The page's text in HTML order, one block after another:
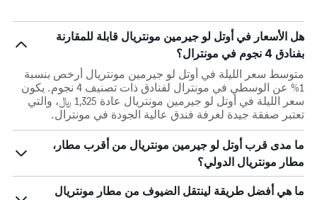
هل الأسعار في أوتل لو جيرمين مونتريال قابلة للمقارنة
بفنادق 4 نجوم في مونترال؟
متوسط سعر الليلة في أوتل لو جيرمين مونتريال أرخص بنسبة
1% عن الوسطي في مونترال لفنادق ذات تصنيف 4 نجوم. يكون
سعر الليلة في أوتل لو جيرمين مونتريال عادة 1,325 ﷼، والتي
تعتبر صفقة جيدة لغرفة فندق عالية الجودة في مونترال.
ما مدى قرب أوتل لو جيرمين مونتريال من أقرب مطار،
مطار مونتريال الدولي؟
ما هي أفضل طريقة لينتقل الضيوف من مطار مونتريال